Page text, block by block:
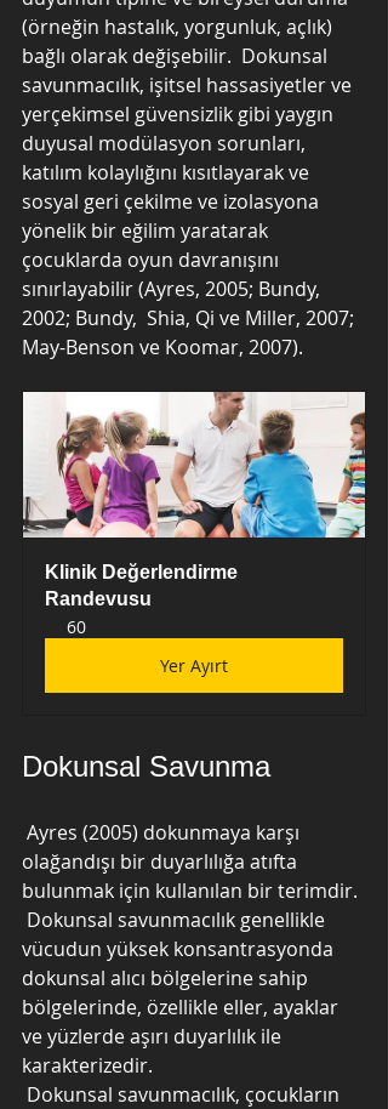
(örneğin hastalık, yorgunluk, açlık)
bağlı olarak değişebilir.  Dokunsal
savunmacılık, işitsel hassasiyetler ve
yerçekimsel güvensizlik gibi yaygın
duyusal modülasyon sorunları,
katılım kolaylığını kısıtlayarak ve
sosyal geri çekilme ve izolasyona
yönelik bir eğilim yaratarak
çocuklarda oyun davranışını
sınırlayabilir (Ayres, 2005; Bundy,
2002; Bundy,  Shia, Qi ve Miller, 2007;
May-Benson ve Koomar, 2007).
Klinik Değerlendirme
Randevusu
60
Yer Ayırt
Dokunsal Savunma
olağandışı bir duyarlılığa atıfta
bulunmak için kullanılan bir terimdir.
Dokunsal savunmacılık genellikle
vücudun yüksek konsantrasyonda
dokunsal alıcı bölgelerine sahip
bölgelerinde, özellikle eller, ayaklar
ve yüzlerde aşırı duyarlılık ile
karakterizedir.